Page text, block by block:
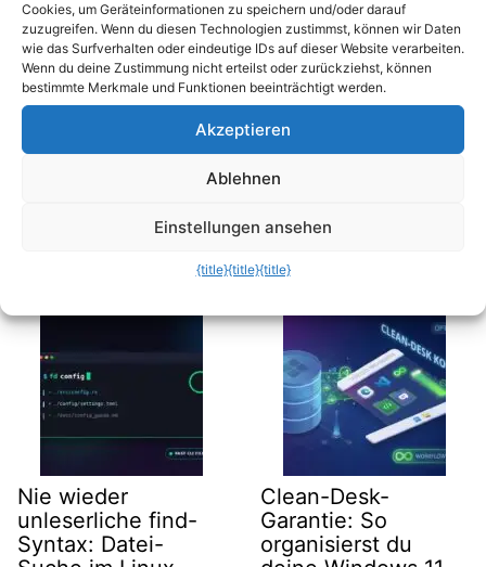
Gaming-Spritze: So aktiviert der neue „Xbox
Mode“ in…
Zwischenablage auf Steroiden: Wie du
Related Posts
Nie wieder
unleserliche find-
Syntax: Datei-
Clean-Desk-
Garantie: So
organisierst du
Cookies, um Geräteinformationen zu speichern und/oder darauf
zuzugreifen. Wenn du diesen Technologien zustimmst, können wir Daten
wie das Surfverhalten oder eindeutige IDs auf dieser Website verarbeiten.
Wenn du deine Zustimmung nicht erteilst oder zurückziehst, können
bestimmte Merkmale und Funktionen beeinträchtigt werden.
Akzeptieren
Ablehnen
Einstellungen ansehen
{title}{title}{title}